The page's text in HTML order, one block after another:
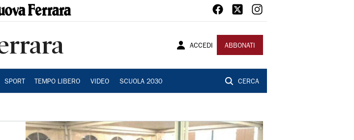
ACCEDI ABBONATI
SPORT TEMPO LIBERO VIDEO SCUOLA 2030 CERCA